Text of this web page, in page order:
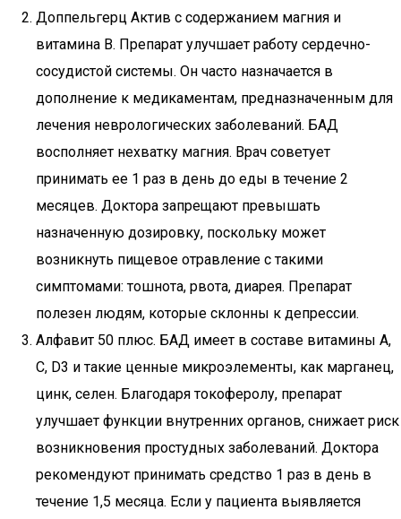
Доппельгерц Актив с содержанием магния и
витамина В. Препарат улучшает работу сердечно-
сосудистой системы. Он часто назначается в
дополнение к медикаментам, предназначенным для
лечения неврологических заболеваний. БАД
восполняет нехватку магния. Врач советует
принимать ее 1 раз в день до еды в течение 2
месяцев. Доктора запрещают превышать
назначенную дозировку, поскольку может
возникнуть пищевое отравление с такими
симптомами: тошнота, рвота, диарея. Препарат
полезен людям, которые склонны к депрессии.
Алфавит 50 плюс. БАД имеет в составе витамины А,
С, D3 и такие ценные микроэлементы, как марганец,
цинк, селен. Благодаря токоферолу, препарат
улучшает функции внутренних органов, снижает риск
возникновения простудных заболеваний. Доктора
рекомендуют принимать средство 1 раз в день в
течение 1,5 месяца. Если у пациента выявляется